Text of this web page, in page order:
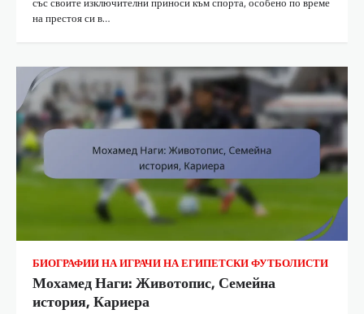
на престоя си в…
БИОГРАФИИ НА ИГРАЧИ НА ЕГИПЕТСКИ ФУТБОЛИСТИ
Мохамед Наги: Животопис, Семейна
история, Кариера